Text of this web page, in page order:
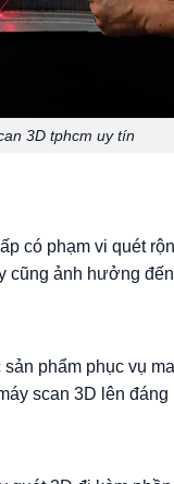
3D tphcm uy tín
có phạm vi quét
cũng ảnh hưởng
phẩm phục vụ
scan 3D lên đáng